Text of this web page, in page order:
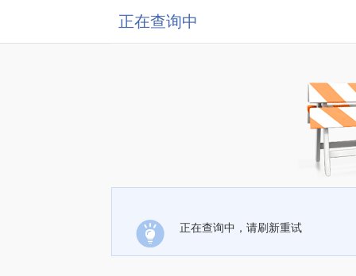
正在查询中
正在查询中，请刷新重试